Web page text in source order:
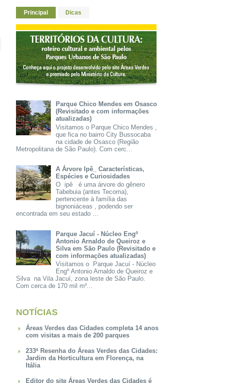
Principal Dicas
Parque Chico Mendes em Osasco
(Revisitado e com informações
atualizadas)
Visitamos o Parque Chico Mendes ,
que fica no bairro City Bussocaba
na cidade de Osasco (Região
Metropolitana de São Paulo). Com cerc...
A Árvore Ipê_ Características,
Espécies e Curiosidades
O ipê é uma árvore do gênero
Tabebuia (antes Tecoma),
pertencente à família das
bignoniáceas , podendo ser
encontrada em seu estado ...
Parque Jacuí - Núcleo Engº
Antonio Arnaldo de Queiroz e
Silva em São Paulo (Revisitado e
com informações atualizadas)
Visitamos o Parque Jacuí - Núcleo
Engº Antonio Arnaldo de Queiroz e
Silva na Vila Jacuí, zona leste de São Paulo.
Com cerca de 170 mil m²...
NOTÍCIAS
Áreas Verdes das Cidades completa 14 anos
com visitas a mais de 200 parques
233ª Resenha do Áreas Verdes das Cidades:
Jardim da Horticultura em Florença, na
Itália
Editor do site Áreas Verdes das Cidades é